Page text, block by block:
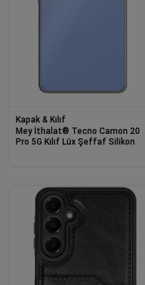
Kapak & Kılıf
Mey İthalat® Tecno Camon 20
Pro 5G Kılıf Lüx Şeffaf Silikon